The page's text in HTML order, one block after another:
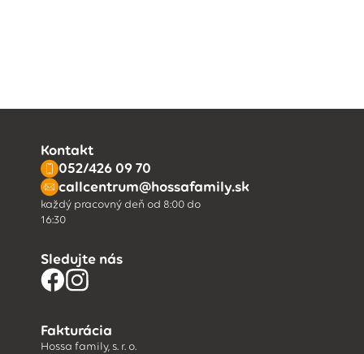
Kontakt
052/426 09 70
callcentrum@hossafamily.sk
každý pracovný deň od 8:00 do
16:30
Sledujte nás
Fakturácia
Hossa family, s. r. o.